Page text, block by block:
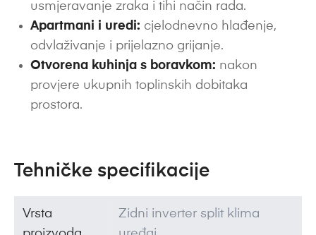
usmjeravanje zraka i tihi način rada.
Apartmani i uredi: cjelodnevno hlađenje,
odvlaživanje i prijelazno grijanje.
Otvorena kuhinja s boravkom: nakon
provjere ukupnih toplinskih dobitaka
prostora.
Tehničke specifikacije
Vrsta
Zidni inverter split klima